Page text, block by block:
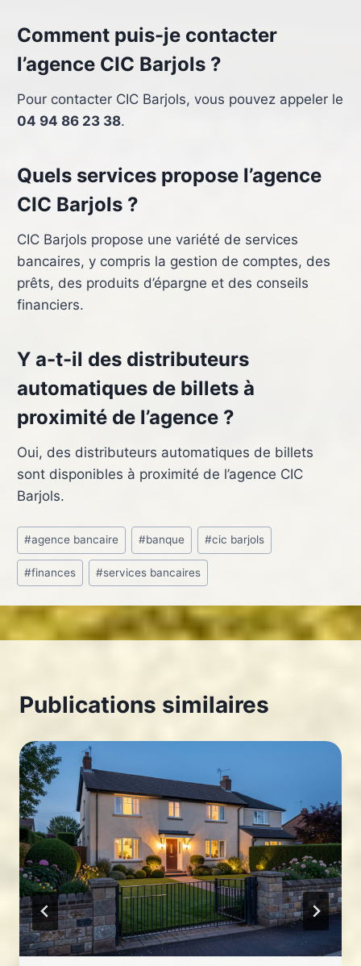
Comment puis-je contacter
l’agence CIC Barjols ?
Pour contacter CIC Barjols, vous pouvez appeler le
04 94 86 23 38.
Quels services propose l’agence
CIC Barjols ?
CIC Barjols propose une variété de services
bancaires, y compris la gestion de comptes, des
prêts, des produits d’épargne et des conseils
financiers.
Y a-t-il des distributeurs
automatiques de billets à
proximité de l’agence ?
Oui, des distributeurs automatiques de billets
sont disponibles à proximité de l’agence CIC
Barjols.
Étiquettes
de
la
#agence bancaire #banque #cic barjols
#finances #services bancaires
Publications similaires